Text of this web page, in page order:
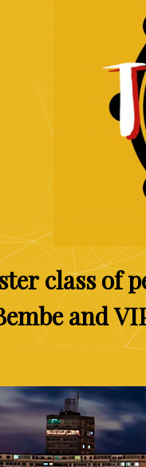
class of
and